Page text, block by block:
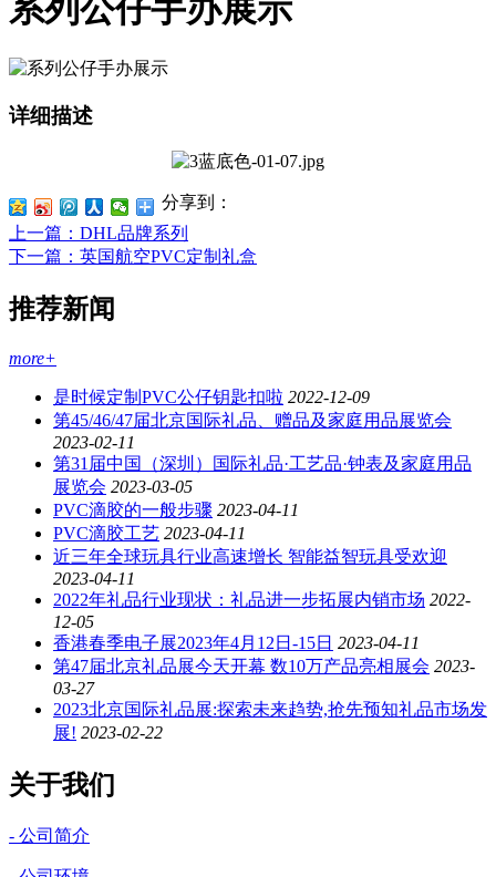
系列公仔手办展示
详细描述
分享到：
上一篇 ：DHL品牌系列
下一篇 ：英国航空PVC定制礼盒
推荐新闻
more+
是时候定制PVC公仔钥匙扣啦 2022-12-09
第45/46/47届北京国际礼品、赠品及家庭用品展览会
2023-02-11
第31届中国（深圳）国际礼品·工艺品·钟表及家庭用品
展览会 2023-03-05
PVC滴胶的一般步骤 2023-04-11
PVC滴胶工艺 2023-04-11
近三年全球玩具行业高速增长 智能益智玩具受欢迎
2023-04-11
2022年礼品行业现状：礼品进一步拓展内销市场 2022-
12-05
香港春季电子展2023年4月12日-15日 2023-04-11
第47届北京礼品展今天开幕 数10万产品亮相展会 2023-
03-27
2023北京国际礼品展:探索未来趋势,抢先预知礼品市场发
展! 2023-02-22
关于我们
- 公司简介